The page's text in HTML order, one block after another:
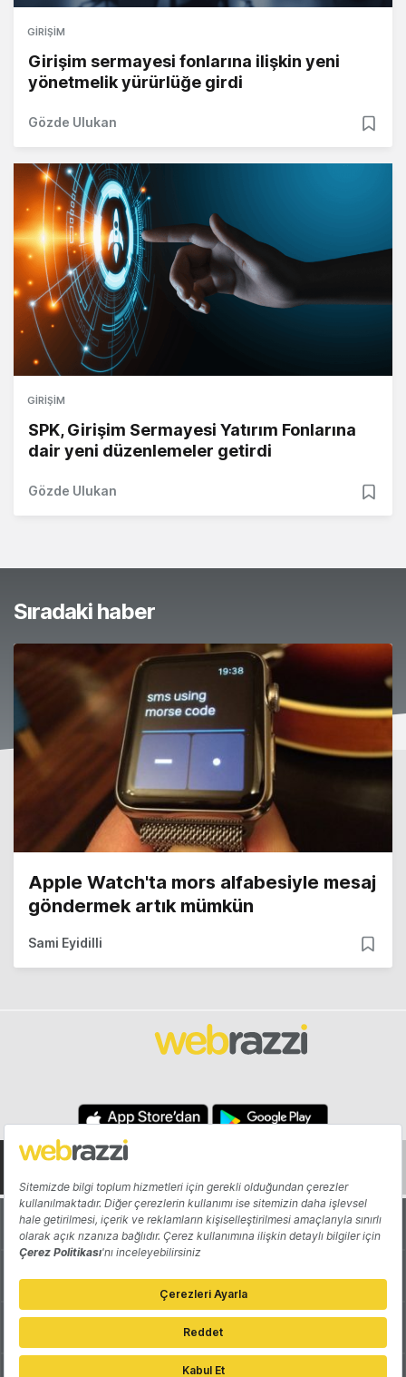
GIRIŞIM
Girişim sermayesi fonlarına ilişkin yeni
yönetmelik yürürlüğe girdi
Gözde Ulukan
GIRIŞIM
SPK, Girişim Sermayesi Yatırım Fonlarına
dair yeni düzenlemeler getirdi
Gözde Ulukan
Sıradaki haber
Apple Watch'ta mors alfabesiyle mesaj
göndermek artık mümkün
Sami Eyidilli
Hakkında Yazarlar
Katkıda Bulun Reklam